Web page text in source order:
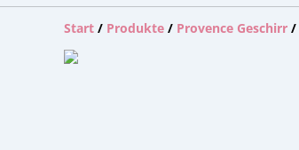
Start / Produkte / Provence Geschirr /